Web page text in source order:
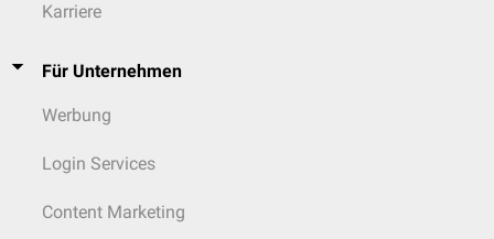
Karriere
Für Unternehmen
Werbung
Login Services
Content Marketing